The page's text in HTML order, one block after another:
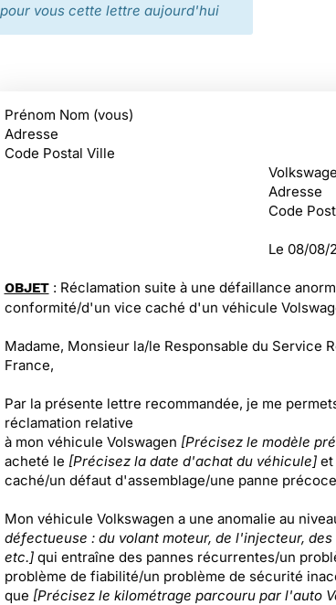
vous cette lettre aujourd'hui
Prénom Nom (vous)
Adresse
Code Postal Ville
Adresse
Code
Le 08/08/
OBJET : Réclamation suite à une défaillance
conformité/d'un vice caché d'un véhicule
Madame, Monsieur la/le Responsable du Service
France,
Par la présente lettre recommandée, je me
réclamation relative
à mon véhicule Volswagen [Précisez le modèle
acheté le [Précisez la date d'achat du véhicule] et
caché/un défaut d'assemblage/une panne
Mon véhicule Volkswagen a une anomalie au
défectueuse : du volant moteur, de l'injecteur,
etc.] qui entraîne des pannes récurrentes/un
problème de fiabilité/un problème de sécurité
que [Précisez le kilométrage parcouru par l'auto